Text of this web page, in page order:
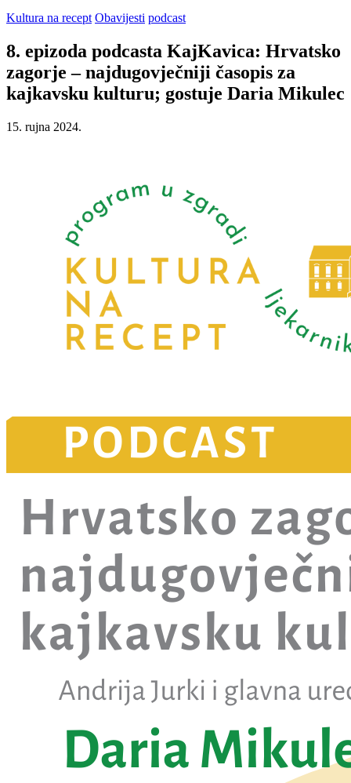
Posted
Kultura na recept Obavijesti podcast
8. epizoda podcasta KajKavica: Hrvatsko
zagorje – najdugovječniji časopis za
kajkavsku kulturu; gostuje Daria Mikulec
15. rujna 2024.